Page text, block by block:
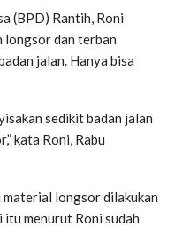
(BPD) Rantih, Roni
longsor dan terban
jalan. Hanya bisa
sedikit badan jalan
kata Roni, Rabu
material longsor dilakukan
menurut Roni sudah